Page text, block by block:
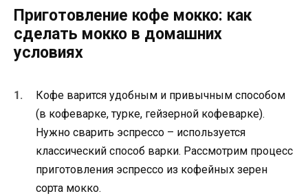
Приготовление кофе мокко: как
сделать мокко в домашних
условиях
Кофе варится удобным и привычным способом
(в кофеварке, турке, гейзерной кофеварке).
Нужно сварить эспрессо – используется
классический способ варки. Рассмотрим процесс
приготовления эспрессо из кофейных зерен
сорта мокко.